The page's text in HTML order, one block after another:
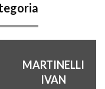
MARTINELLI
IVAN